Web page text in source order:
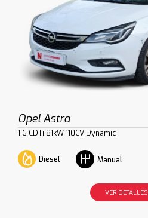
Opel Astra
1.6 CDTi 81kW 110CV Dynamic
Diesel Manual
VER DETALLES